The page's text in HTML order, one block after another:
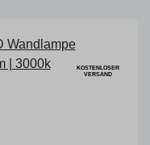
KOSTENLOSER
VERSAND